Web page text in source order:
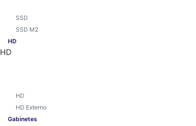
SSD
SSD M2
HD
HD
HD
HD Externo
Gabinetes